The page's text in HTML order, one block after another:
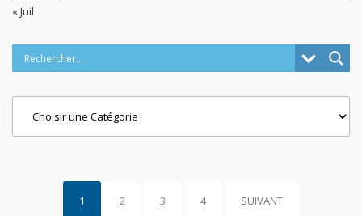
« Juil
1 2 3 4 SUIVANT